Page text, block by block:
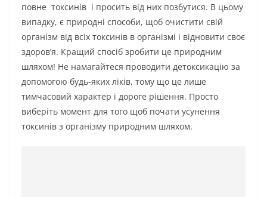
повне токсинів і просить від них позбутися. В цьому
випадку, є природні способи, щоб очистити свій
організм від всіх токсинів в організмі і відновити своє
здоров’я. Кращий спосіб зробити це природним
шляхом! Не намагайтеся проводити детоксикацію за
допомогою будь-яких ліків, тому що це лише
тимчасовий характер і дороге рішення. Просто
виберіть момент для того щоб почати усунення
токсинів з організму природним шляхом.